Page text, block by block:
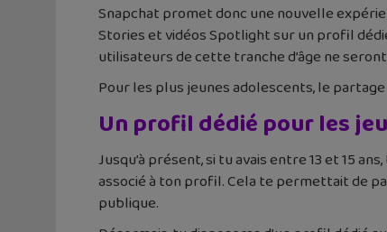
Snapchat promet donc une nouvelle
Stories et vidéos Spotlight sur un profil
utilisateurs de cette tranche d’âge ne
Pour les plus jeunes adolescents, le
Un profil dédié pour les
Jusqu’à présent, si tu avais entre 13 et 15
associé à ton profil. Cela te permettait de
publique.